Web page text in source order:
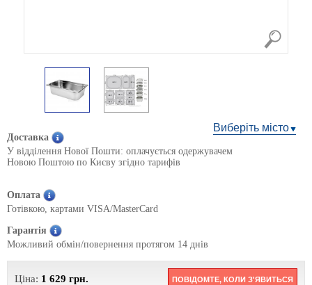
Виберіть місто
Доставка
У відділення Нової Пошти: оплачується одержувачем
Новою Поштою по Києву згідно тарифів
Оплата
Готівкою, картами VISA/MasterCard
Гарантія
Можливий обмін/повернення протягом 14 днів
Ціна: 1 629 грн. ПОВІДОМТЕ, КОЛИ З'ЯВИТЬСЯ